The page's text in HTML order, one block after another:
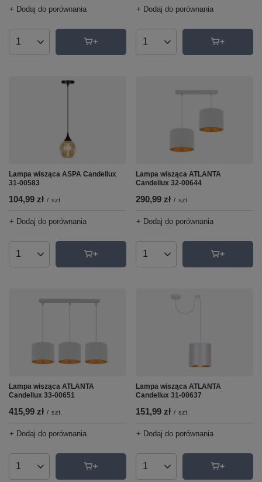
+ Dodaj do porównania
Ilość produktów
+ Dodaj do porównania
Ilość produktów
Lampa wisząca ASPA Candellux
31-00583
104,99 zł / szt.
+ Dodaj do porównania
Ilość produktów
Lampa wisząca ATLANTA
Candellux 32-00644
290,99 zł / szt.
+ Dodaj do porównania
Ilość produktów
Lampa wisząca ATLANTA
Candellux 33-00651
415,99 zł / szt.
+ Dodaj do porównania
Ilość produktów
Lampa wisząca ATLANTA
Candellux 31-00637
151,99 zł / szt.
+ Dodaj do porównania
Ilość produktów